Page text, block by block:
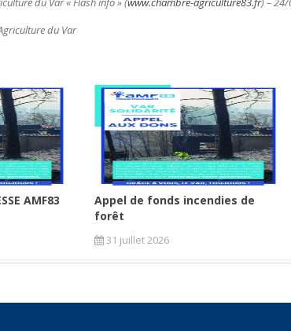
du Var
AMF83
Appel de fonds incendies de
forêt
31 juillet 2026